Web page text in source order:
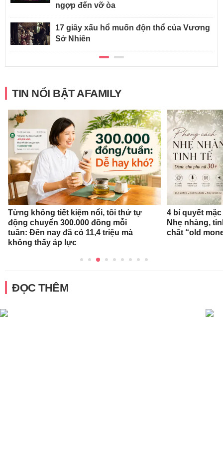
ngợp đến vỡ òa
17 giây xấu hổ muốn độn thổ của Vương
Sở Nhiên
TIN NỔI BẬT AFAMILY
Từng không tiết kiệm nổi, tôi thử tự
động chuyển 300.000 đồng mỗi
tuần: Đến nay đã có 11,4 triệu mà
không thấy áp lực
4 bí quyết
Nhẹ nhàng,
chất “old
ĐỌC THÊM